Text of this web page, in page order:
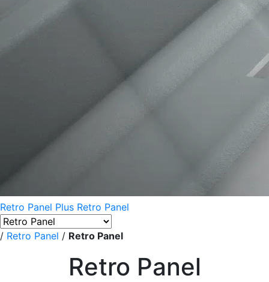
Retro Panel Plus Retro Panel
/ Retro Panel / Retro Panel
Retro Panel